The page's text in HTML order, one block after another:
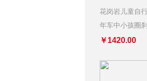
花岗岩儿童自
年车中小孩圈
￥1420.00